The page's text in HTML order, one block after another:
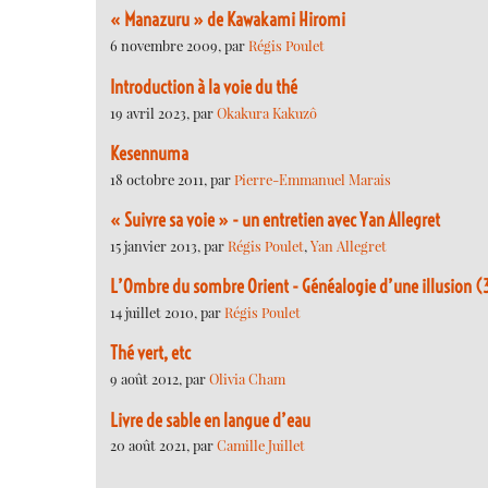
« Manazuru » de Kawakami Hiromi
6 novembre 2009, parRégis Poulet
Introduction à la voie du thé
19 avril 2023, parOkakura Kakuzô
Kesennuma
18 octobre 2011, parPierre-Emmanuel Marais
« Suivre sa voie » - un entretien avec Yan Allegret
15 janvier 2013, parRégis Poulet, Yan Allegret
L’Ombre du sombre Orient - Généalogie d’une illusion
14 juillet 2010, parRégis Poulet
Thé vert, etc
9 août 2012, parOlivia Cham
Livre de sable en langue d’eau
20 août 2021, parCamille Juillet